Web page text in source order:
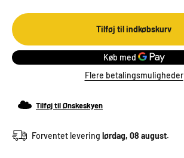
Tilføj til indkøbskurv
Flere betalingsmuligheder
Tilføj til Ønskeskyen
Forventet levering lørdag, 08 august.